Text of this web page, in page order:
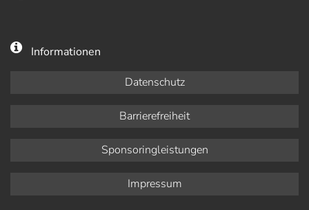
Informationen
Datenschutz
Barrierefreiheit
Sponsoringleistungen
Impressum